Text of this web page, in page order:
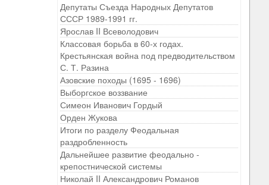
Депутаты Съезда Народных Депутатов
СССР 1989-1991 гг.
Ярослав II Всеволодович
Классовая борьба в 60-х годах.
Крестьянская война под предводительством
С. Т. Разина
Азовские походы (1695 - 1696)
Выборгское воззвание
Симеон Иванович Гордый
Орден Жукова
Итоги по разделу Феодальная
раздробленность
Дальнейшее развитие феодально -
крепостнической системы
Николай II Александрович Романов